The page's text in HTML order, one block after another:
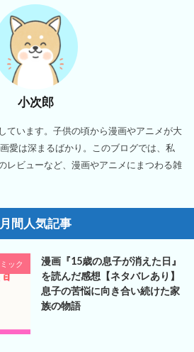
小次郎
ています。子供の頃から漫画やアニメが大
愛は深まるばかり。このブログでは、私
レビューなど、漫画やアニメにまつわる雑
月間人気記事
ック
漫画『15歳の息子が消えた日』
を読んだ感想【ネタバレあり】
息子の苦悩に向き合い続けた家
族の物語